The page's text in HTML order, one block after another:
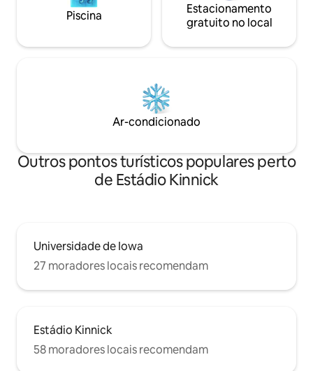
Piscina
Estacionamento
gratuito no local
Ar-condicionado
Outros pontos turísticos populares perto
de Estádio Kinnick
Universidade de Iowa
27 moradores locais recomendam
Estádio Kinnick
58 moradores locais recomendam